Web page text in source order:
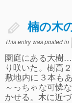
楠の木
This entry was posted in
園庭にある大樹
り咲いた。樹高
敷地内に３本も
～っちゃな可憐
かせる。木に近